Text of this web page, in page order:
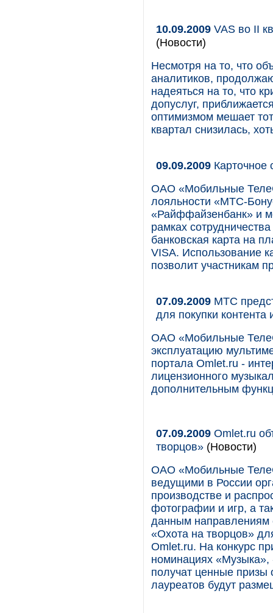
10.09.2009 VAS во II
(Новости)
Несмотря на то, что
аналитиков,
надеяться на то, что
допуслуг,
оптимизмом мешает
квартал снизилась,
09.09.2009 Карточное
ОАО «Мобильные
лояльности «МТС-
«Райффайзенбанк» и
рамках
банковская карта на
VISA. Использование
позволит участникам
07.09.2009 МТС
для покупки
ОАО «Мобильные
эксплуатацию
портала Omlet.ru -
лицензионного
дополнительным
07.09.2009 Omlet.ru
творцов» (Новости)
ОАО «Мобильные
ведущими в России
производстве и
фотографии и игр, а
данным направлениям
«Охота на творцов»
Omlet.ru. На конкурс
номинациях
получат ценные призы
лауреатов будут